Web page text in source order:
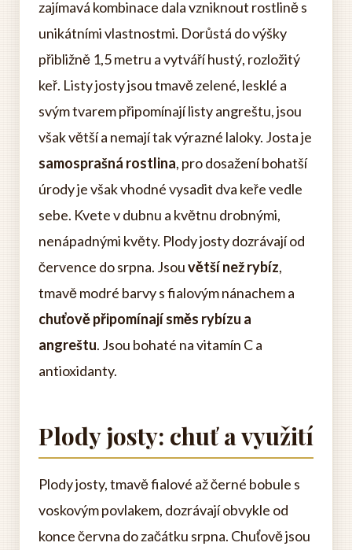
zajímavá kombinace dala vzniknout rostlině s
unikátními vlastnostmi. Dorůstá do výšky
přibližně 1,5 metru a vytváří hustý, rozložitý
keř. Listy josty jsou tmavě zelené, lesklé a
svým tvarem připomínají listy angreštu, jsou
však větší a nemají tak výrazné laloky. Josta je
samosprašná rostlina, pro dosažení bohatší
úrody je však vhodné vysadit dva keře vedle
sebe. Kvete v dubnu a květnu drobnými,
nenápadnými květy. Plody josty dozrávají od
července do srpna. Jsouvětší než rybíz,
tmavě modré barvy s fialovým nánachem a
chuťově připomínají směs rybízu a
angreštu. Jsou bohaté na vitamín C a
antioxidanty.
Plody josty: chuť a využití
Plody josty, tmavě fialové až černé bobule s
voskovým povlakem, dozrávají obvykle od
konce června do začátku srpna. Chuťově jsou